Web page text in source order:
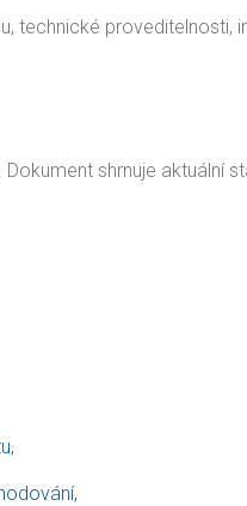
technické proveditelnosti,
shrnuje aktuální